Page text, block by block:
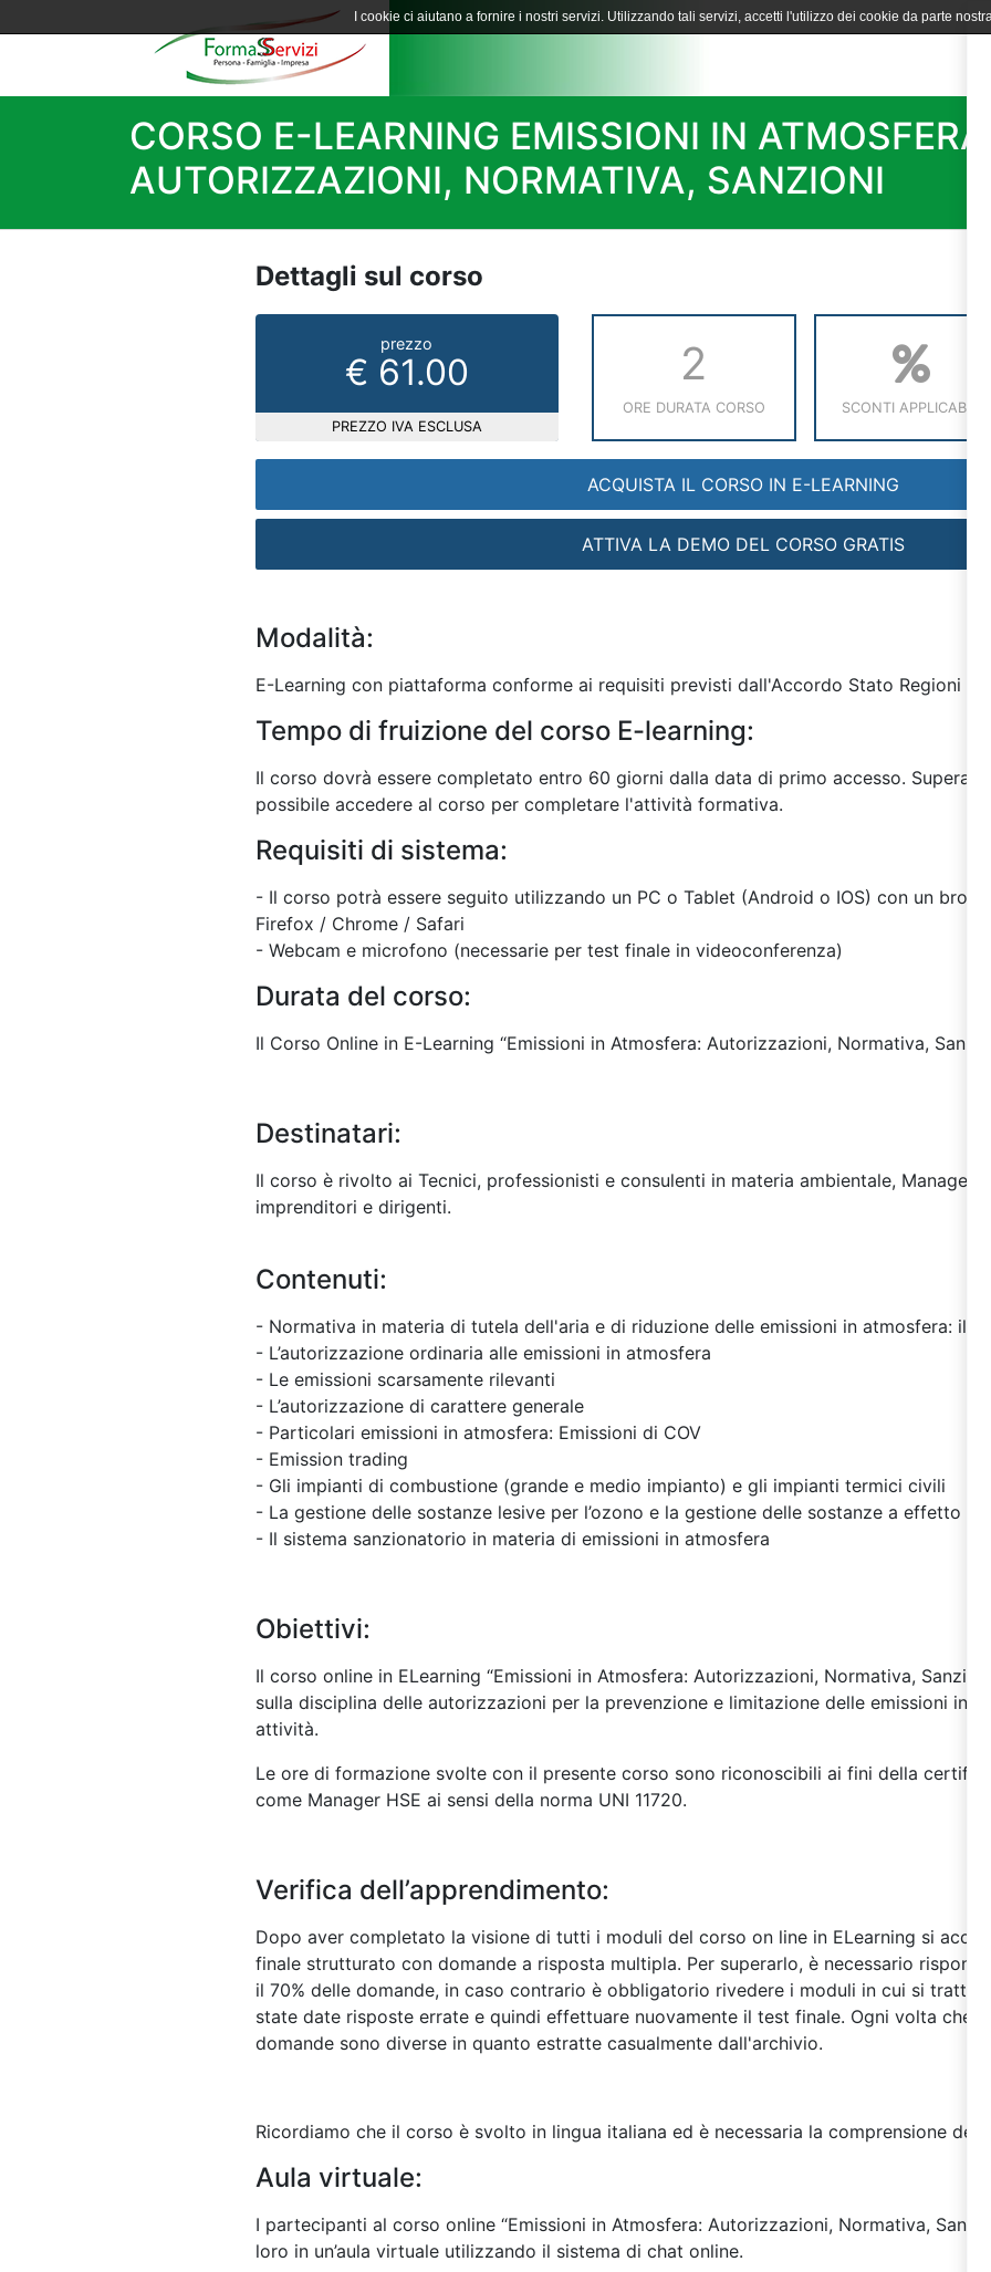
CORSO E-LEARNING EMISSIONI IN ATMOSFERA:
AUTORIZZAZIONI, NORMATIVA, SANZIONI
Dettagli sul corso
prezzo
€ 61.00
PREZZO IVA ESCLUSA
2
ORE DURATA CORSO SCONTI APPLICABILI
ACQUISTA IL CORSO IN E-LEARNING
ATTIVA LA DEMO DEL CORSO GRATIS
Modalità:
E-Learning con piattaforma conforme ai requisiti previsti dall'Accordo Stato Regioni del
Tempo di fruizione del corso E-learning:
Il corso dovrà essere completato entro 60 giorni dalla data di primo accesso. Superato
possibile accedere al corso per completare l'attività formativa.
Requisiti di sistema:
- Il corso potrà essere seguito utilizzando un PC o Tablet (Android o IOS) con un
Firefox / Chrome / Safari
- Webcam e microfono (necessarie per test finale in videoconferenza)
Durata del corso:
Il Corso Online in E-Learning “Emissioni in Atmosfera: Autorizzazioni, Normativa,
Destinatari:
Il corso è rivolto ai Tecnici, professionisti e consulenti in materia ambientale, Manager
imprenditori e dirigenti.
Contenuti:
- Normativa in materia di tutela dell'aria e di riduzione delle emissioni in atmosfera: il
- L’autorizzazione ordinaria alle emissioni in atmosfera
- Le emissioni scarsamente rilevanti
- L’autorizzazione di carattere generale
- Particolari emissioni in atmosfera: Emissioni di COV
- Emission trading
- Gli impianti di combustione (grande e medio impianto) e gli impianti termici civili
- La gestione delle sostanze lesive per l’ozono e la gestione delle sostanze a effetto
- Il sistema sanzionatorio in materia di emissioni in atmosfera
Obiettivi:
Il corso online in ELearning “Emissioni in Atmosfera: Autorizzazioni, Normativa,
sulla disciplina delle autorizzazioni per la prevenzione e limitazione delle emissioni in
attività.
Le ore di formazione svolte con il presente corso sono riconoscibili ai fini della
come Manager HSE ai sensi della norma UNI 11720.
Verifica dell’apprendimento:
Dopo aver completato la visione di tutti i moduli del corso on line in ELearning si
finale strutturato con domande a risposta multipla. Per superarlo, è necessario
il 70% delle domande, in caso contrario è obbligatorio rivedere i moduli in cui si
state date risposte errate e quindi effettuare nuovamente il test finale. Ogni volta che
domande sono diverse in quanto estratte casualmente dall'archivio.
Ricordiamo che il corso è svolto in lingua italiana ed è necessaria la comprensione
Aula virtuale:
I partecipanti al corso online “Emissioni in Atmosfera: Autorizzazioni, Normativa,
loro in un’aula virtuale utilizzando il sistema di chat online.
I cookie ci aiutano a fornire i nostri servizi. Utilizzando tali servizi, accetti l'utilizzo dei cookie da parte